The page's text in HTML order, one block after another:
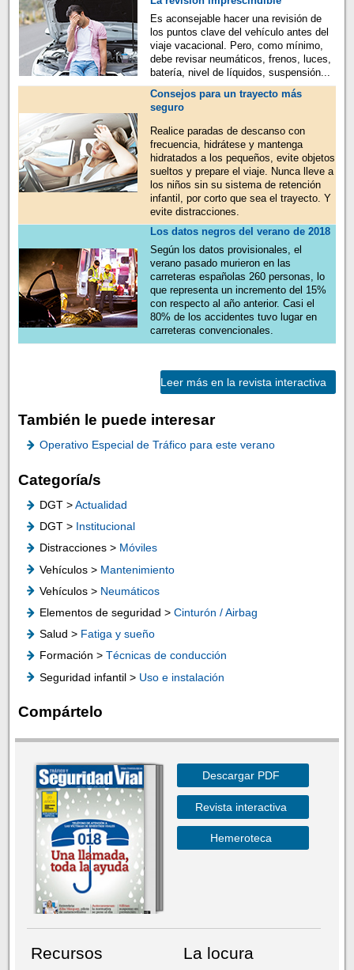
Es aconsejable hacer una revisión de
los puntos clave del vehículo antes del
viaje vacacional. Pero, como mínimo,
debe revisar neumáticos, frenos, luces,
batería, nivel de líquidos, suspensión...
Consejos para un trayecto más
seguro
Realice paradas de descanso con
frecuencia, hidrátese y mantenga
hidratados a los pequeños, evite objetos
sueltos y prepare el viaje. Nunca lleve a
los niños sin su sistema de retención
infantil, por corto que sea el trayecto. Y
evite distracciones.
Los datos negros del verano de 2018
Según los datos provisionales, el
verano pasado murieron en las
carreteras españolas 260 personas, lo
que representa un incremento del 15%
con respecto al año anterior. Casi el
80% de los accidentes tuvo lugar en
carreteras convencionales.
Leer más en la revista interactiva
También le puede interesar
Operativo Especial de Tráfico para este verano
Categoría/s
DGT >Actualidad
DGT > Institucional
Distracciones > Móviles
Vehículos > Mantenimiento
Vehículos > Neumáticos
Elementos de seguridad > Cinturón / Airbag
Salud > Fatiga y sueño
Formación > Técnicas de conducción
Seguridad infantil > Uso e instalación
Compártelo
Descargar PDF
Revista interactiva
Hemeroteca
Recursos
La locura